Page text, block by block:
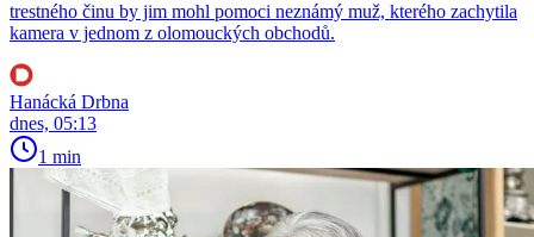
trestného činu by jim mohl pomoci neznámý muž, kterého zachytila
kamera v jednom z olomouckých obchodů.
Hanácká Drbna
dnes, 05:13
1 min